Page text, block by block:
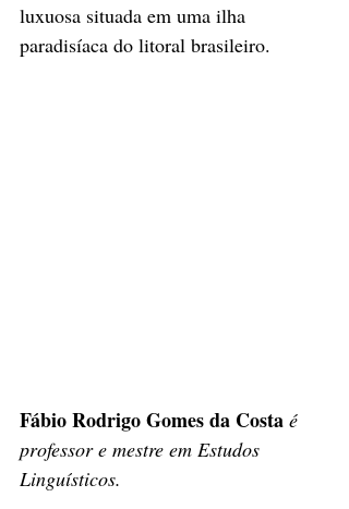
luxuosa situada em uma ilha
paradisíaca do litoral brasileiro.
Fábio Rodrigo Gomes da Costa é
professor e mestre em Estudos
Linguísticos.